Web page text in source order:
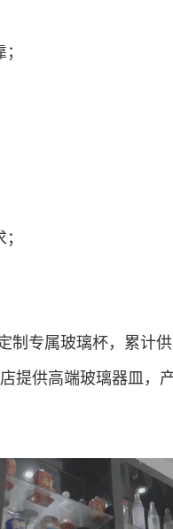
制专属玻璃杯，累计
提供高端玻璃器皿，